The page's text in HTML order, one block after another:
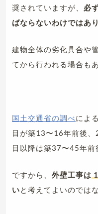
奨されていますが、 必
ばならないわけではあ
建物全体の劣化具合や
てから行われる場合も
国土交通省の調べによ
目が築13〜16年前後
目以降は築37〜45年前
ですから、 外壁工事は
いと考えてよいのでは